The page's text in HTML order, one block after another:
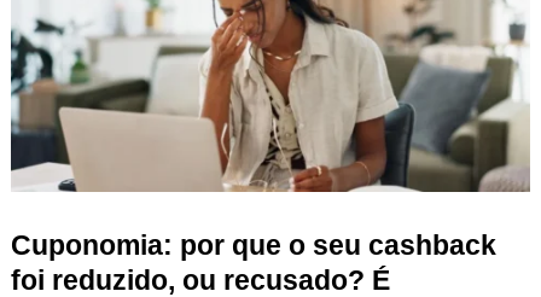
Cuponomia: por que o seu cashback
foi reduzido, ou recusado? É